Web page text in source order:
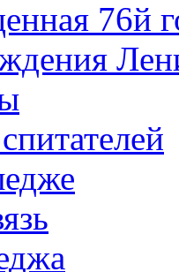
76й